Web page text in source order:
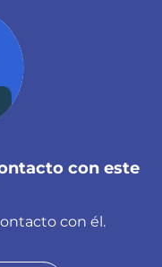
con este
con él.